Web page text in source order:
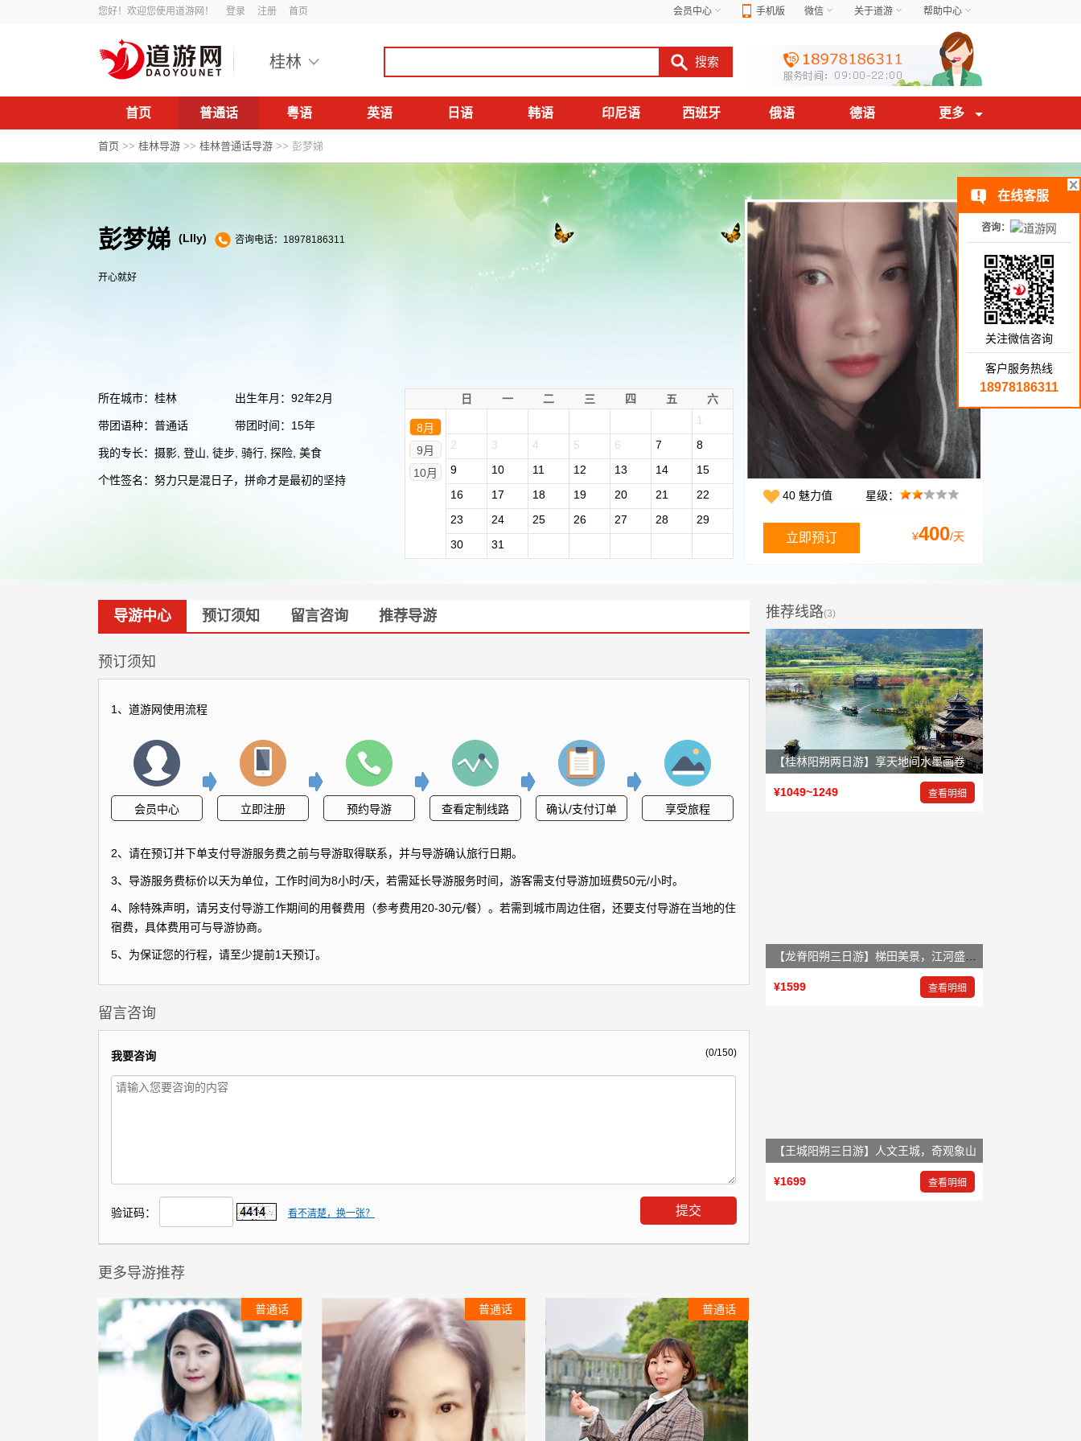
您好！欢迎您使用道游网！ 登录 注册 首页 会员中心 手机版 微信 关于道游 帮助中心
桂林
首页 普通话 粤语 英语 日语 韩语 印尼语 西班牙 俄语 德语 更多
首页 >> 桂林导游 >> 桂林普通话导游 >> 彭梦娣
彭梦娣 (LIly) 咨询电话：18978186311
开心就好
所在城市：桂林 出生年月：92年2月
带团语种：普通话 带团时间：15年
我的专长：摄影, 登山, 徒步, 骑行, 探险, 美食
个性签名：努力只是混日子，拼命才是最初的坚持
日 一 二 三 四 五 六
8月
9月
10月
1
2
3 4 5 6 7
8
9
10 11 12 13 14
15
16
17 18 19 20 21
22
23
24 25 26 27 28
29
30
31
40 魅力值 星级：
¥400/天
导游中心 预订须知 留言咨询 推荐导游
预订须知
1、道游网使用流程
会员中心 立即注册 预约导游 查看定制线路 确认/支付订单 享受旅程
2、请在预订并下单支付导游服务费之前与导游取得联系，并与导游确认旅行日期。
3、导游服务费标价以天为单位，工作时间为8小时/天，若需延长导游服务时间，游客需支付导游加班费50元/小时。
4、除特殊声明，请另支付导游工作期间的用餐费用（参考费用20-30元/餐）。若需到城市周边住宿，还要支付导游在当地的住
宿费，具体费用可与导游协商。
5、为保证您的行程，请至少提前1天预订。
留言咨询
(0/150)
我要咨询
验证码： 看不清楚，换一张？
更多导游推荐
普通话 普通话 普通话
推荐线路(3)
【桂林阳朔两日游】享天地间水墨画卷，赏大自然鬼斧神工
查看明细
¥1049~1249
查看明细
¥1599
【王城阳朔三日游】人文王城，奇观象山
查看明细
¥1699
在线客服
咨询：
关注微信咨询
客户服务热线
18978186311